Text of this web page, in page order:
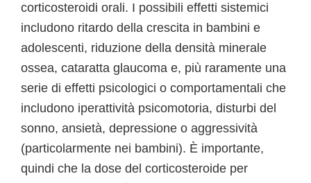
corticosteroidi orali. I possibili effetti sistemici
includono ritardo della crescita in bambini e
adolescenti, riduzione della densità minerale
ossea, cataratta glaucoma e, più raramente una
serie di effetti psicologici o comportamentali che
includono iperattività psicomotoria, disturbi del
sonno, ansietà, depressione o aggressività
(particolarmente nei bambini). È importante,
quindi che la dose del corticosteroide per